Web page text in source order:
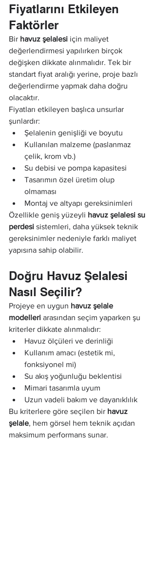
Fiyatlarını Etkileyen
Faktörler
Bir havuz şelalesi için maliyet
değerlendirmesi yapılırken birçok
değişken dikkate alınmalıdır. Tek bir
standart fiyat aralığı yerine, proje bazlı
değerlendirme yapmak daha doğru
olacaktır.
Fiyatları etkileyen başlıca unsurlar
şunlardır:
Şelalenin genişliği ve boyutu
Kullanılan malzeme (paslanmaz
çelik, krom vb.)
Su debisi ve pompa kapasitesi
Tasarımın özel üretim olup
olmaması
Montaj ve altyapı gereksinimleri
Özellikle geniş yüzeyli havuz şelalesi su
perdesi sistemleri, daha yüksek teknik
gereksinimler nedeniyle farklı maliyet
yapısına sahip olabilir.
Doğru Havuz Şelalesi
Nasıl Seçilir?
Projeye en uygun havuz şelale
modelleri arasından seçim yaparken şu
kriterler dikkate alınmalıdır:
Havuz ölçüleri ve derinliği
Kullanım amacı (estetik mi,
fonksiyonel mi)
Su akış yoğunluğu beklentisi
Mimari tasarımla uyum
Uzun vadeli bakım ve dayanıklılık
Bu kriterlere göre seçilen bir havuz
şelale, hem görsel hem teknik açıdan
maksimum performans sunar.